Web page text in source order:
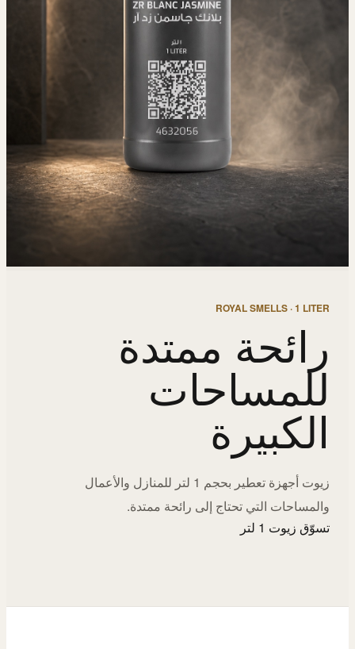
ROYAL SMELLS · 1 LITER
رائحة ممتدة
للمساحات
الكبيرة
زيوت أجهزة تعطير بحجم 1 لتر للمنازل والأعمال
والمساحات التي تحتاج إلى رائحة ممتدة.
تسوّق زيوت 1 لتر